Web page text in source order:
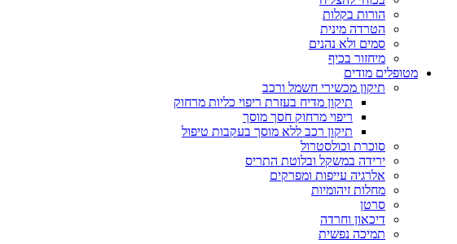
הורות בקלות
הטרדה מינית
סמים ולא נהנים
מיחזור בכיף
מטופלים מודים
תיקון מכשירי חשמל ורכב
תיקון מדיח בעזרת ריפוי כליות מרחוק
ריפוי מרחוק חסך מוסך
תיקון רכב ללא מוסך בעקבות טיפול
סוכרת וכולסטרול
ירידה במשקל ובלוטת התריס
אלרגיה עייפות ומפרקים
מחלות זיהומיות
סרטן
דיכאון וחרדה
תמיכה נפשית